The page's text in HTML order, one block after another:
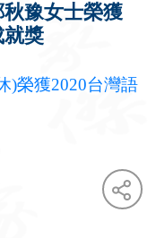
豫女士榮獲
就獎
)榮獲2020台灣語